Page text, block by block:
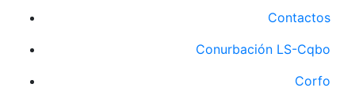
Contactos
Conurbación LS-Cqbo
Corfo